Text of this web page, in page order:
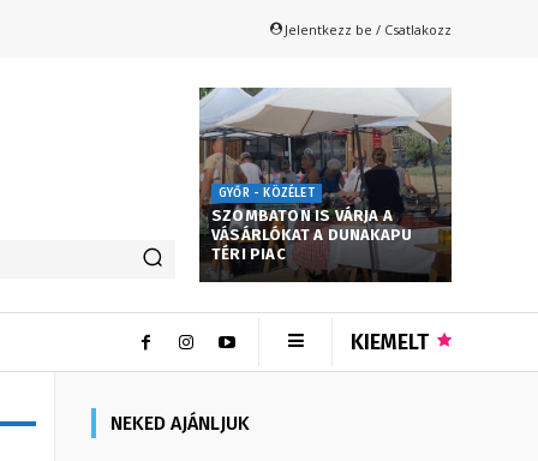
Jelentkezz be / Csatlakozz
GYŐR - KÖZÉLET
SZOMBATON IS VÁRJA A
VÁSÁRLÓKAT A DUNAKAPU
TÉRI PIAC
KIEMELT
NEKED AJÁNLJUK